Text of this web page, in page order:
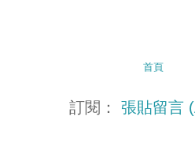
首頁
訂閱：張貼留言